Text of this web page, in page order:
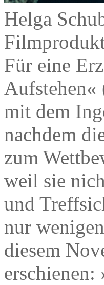
Helga
Für eine
Aufstehen«
mit dem
nachdem
zum
weil sie
und
nur
diesem